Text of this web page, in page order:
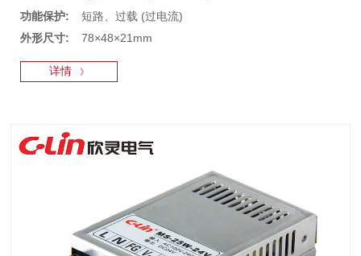
功能保护:
短路、过载 (过电流)
外形尺寸:
78×48×21mm
详情 》